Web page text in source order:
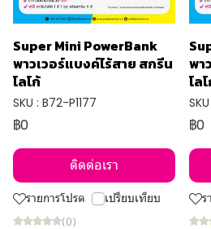
Super Mini PowerBank
พาวเวอร์แบงค์ไร้สาย สกรีน
โลโก้
SKU : B72-P1177
฿0
ติดต่อเรา
รายการโปรด เปรียบเทียบ
(0)
พา
โล
฿0
ร